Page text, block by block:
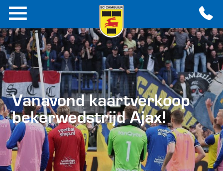
Vanavond kaartverkoop
bekerwedstrijd Ajax!